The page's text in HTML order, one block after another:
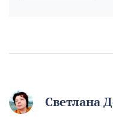
Светлана